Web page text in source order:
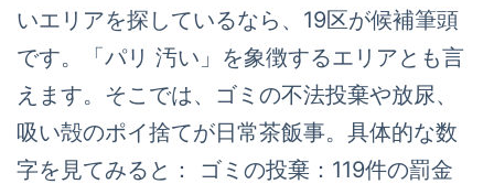
いエリアを探しているなら、19区が候補筆頭
です。「パリ 汚い」を象徴するエリアとも言
えます。そこでは、ゴミの不法投棄や放尿、
吸い殻のポイ捨てが日常茶飯事。具体的な数
字を見てみると： ゴミの投棄：119件の罰金